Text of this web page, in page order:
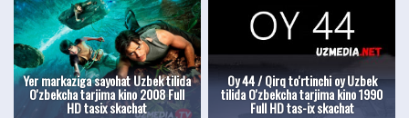
Yer markaziga sayohat Uzbek tilida
O'zbekcha tarjima kino 2008 Full
HD tasix skachat
Oy 44 / Qirq to'rtinchi oy Uzbek
tilida O'zbekcha tarjima kino 1990
Full HD tas-ix skachat